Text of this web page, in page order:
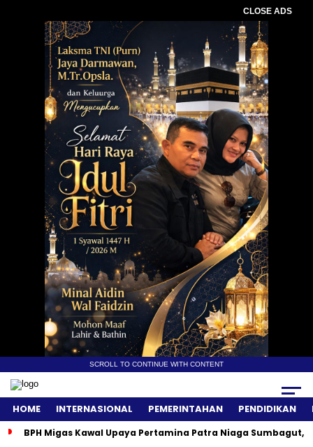
CLOSE ADS
SCROLL TO CONTINUE WITH CONTENT
HOME INTERNASIONAL PEMERINTAHAN PENDIDIKAN
BPH Migas Kawal Upaya Pertamina Patra Niaga Sumbagut,